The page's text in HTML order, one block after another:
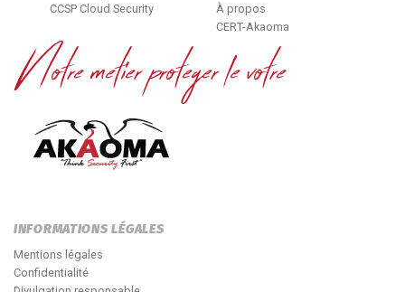
CCSP Cloud Security
À propos
CERT-Akaoma
INFORMATIONS LÉGALES
Mentions légales
Confidentialité